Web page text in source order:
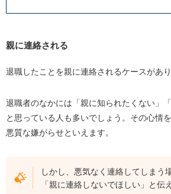
親に連絡される
退職したことを親に連絡されるケースがあり
退職者のなかには「親に知られたくない」
と思っている人も多いでしょう。その心情
悪質な嫌がらせといえます。
しかし、悪気なく連絡してしまう
「親に連絡しないでほしい」と伝